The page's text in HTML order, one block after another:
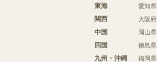
東海 愛知県
関西 大阪府
中国 岡山県
四国 徳島県
九州・沖縄 福岡県